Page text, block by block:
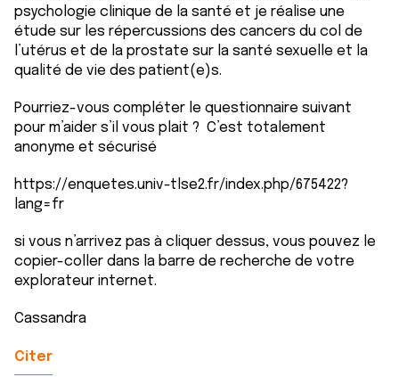
psychologie clinique de la santé et je réalise une
étude sur les répercussions des cancers du col de
l’utérus et de la prostate sur la santé sexuelle et la
qualité de vie des patient(e)s.
Pourriez-vous compléter le questionnaire suivant
pour m’aider s’il vous plait ? C’est totalement
anonyme et sécurisé
https://enquetes.univ-tlse2.fr/index.php/675422?
lang=fr
si vous n’arrivez pas à cliquer dessus, vous pouvez le
copier-coller dans la barre de recherche de votre
explorateur internet.
Cassandra
Citer